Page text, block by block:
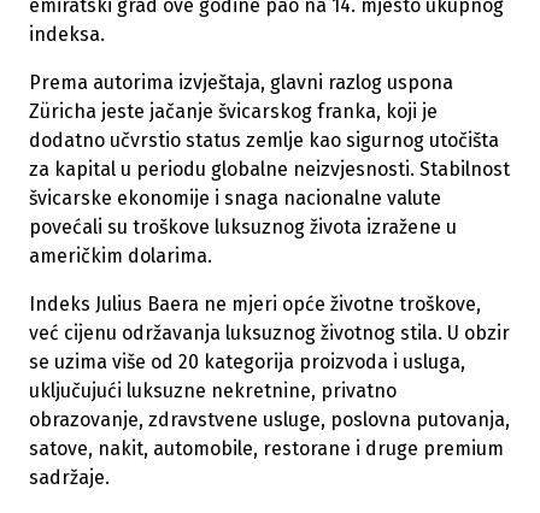
emiratski grad ove godine pao na 14. mjesto ukupnog
indeksa.
Prema autorima izvještaja, glavni razlog uspona
Züricha jeste jačanje švicarskog franka, koji je
dodatno učvrstio status zemlje kao sigurnog utočišta
za kapital u periodu globalne neizvjesnosti. Stabilnost
švicarske ekonomije i snaga nacionalne valute
povećali su troškove luksuznog života izražene u
američkim dolarima.
Indeks Julius Baera ne mjeri opće životne troškove,
već cijenu održavanja luksuznog životnog stila. U obzir
se uzima više od 20 kategorija proizvoda i usluga,
uključujući luksuzne nekretnine, privatno
obrazovanje, zdravstvene usluge, poslovna putovanja,
satove, nakit, automobile, restorane i druge premium
sadržaje.